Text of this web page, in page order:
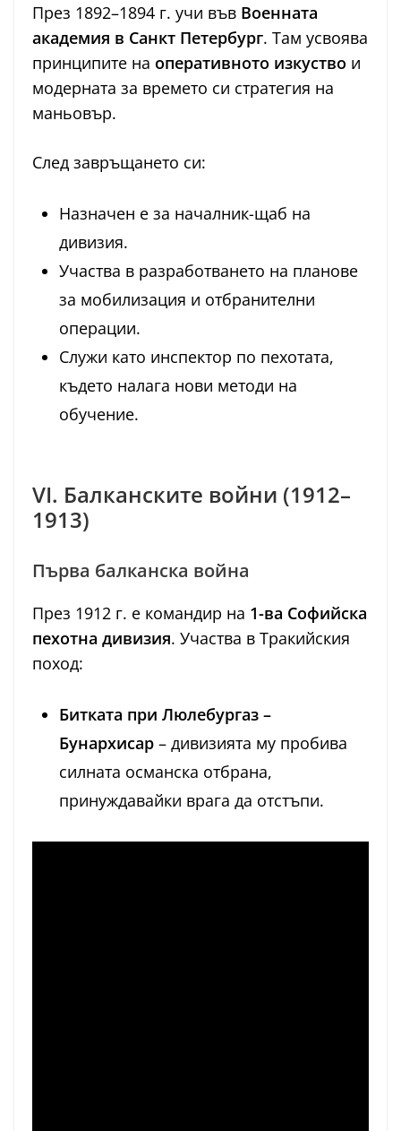
През 1892–1894 г. учи във Военната
академия в Санкт Петербург. Там усвоява
принципите на оперативното изкуство и
модерната за времето си стратегия на
маньовър.
След завръщането си:
Назначен е за началник-щаб на
дивизия.
Участва в разработването на планове
за мобилизация и отбранителни
операции.
Служи като инспектор по пехотата,
където налага нови методи на
обучение.
VI. Балканските войни (1912–
1913)
Първа балканска война
През 1912 г. е командир на 1-ва Софийска
пехотна дивизия. Участва в Тракийския
поход:
Битката при Люлебургаз –
Бунархисар – дивизията му пробива
силната османска отбрана,
принуждавайки врага да отстъпи.